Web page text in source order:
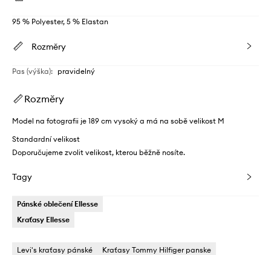
95 % Polyester, 5 % Elastan
Rozměry
Pas (výška): pravidelný
Rozměry
Model na fotografii je 189 cm vysoký a má na sobě velikost M
Standardní velikost
Doporučujeme zvolit velikost, kterou běžně nosíte.
Tagy
Pánské oblečení Ellesse
Kraťasy Ellesse
Levi's kraťasy pánské
Kraťasy Tommy Hilfiger panske